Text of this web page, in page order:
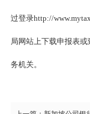
过登录http://
局网站上下载申报表
务机关。